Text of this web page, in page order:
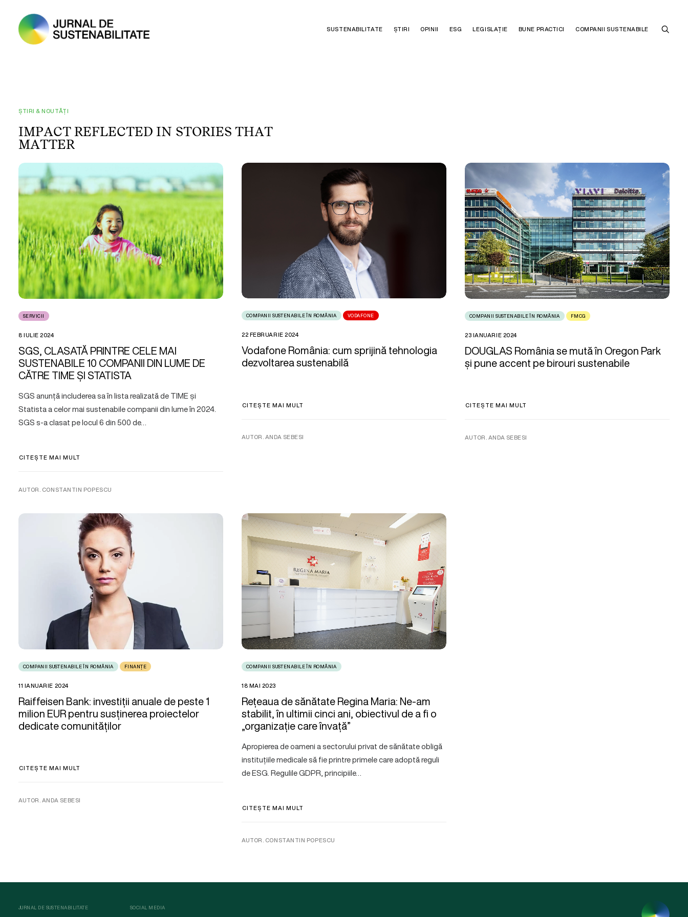
SUSTENABILITATE ȘTIRI OPINII ESG LEGISLAȚIE BUNE PRACTICI COMPANII SUSTENABILE
ȘTIRI & NOUTĂȚI
IMPACT REFLECTED IN STORIES THAT
MATTER
SERVICII
8 IULIE 2024
SGS, CLASATĂ PRINTRE CELE MAI
SUSTENABILE 10 COMPANII DIN LUME DE
CĂTRE TIME ȘI STATISTA
SGS anunță includerea sa în lista realizată de TIME și
Statista a celor mai sustenabile companii din lume în 2024.
SGS s-a clasat pe locul 6 din 500 de…
CITEȘTE MAI MULT
AUTOR. CONSTANTIN POPESCU
COMPANII SUSTENABILE ÎN ROMÂNIA VODAFONE
22 FEBRUARIE 2024
Vodafone România: cum sprijină tehnologia
dezvoltarea sustenabilă
CITEȘTE MAI MULT
AUTOR. ANDA SEBESI
COMPANII SUSTENABILE ÎN ROMÂNIA FMCG
23 IANUARIE 2024
DOUGLAS România se mută în Oregon Park
și pune accent pe birouri sustenabile
CITEȘTE MAI MULT
AUTOR. ANDA SEBESI
COMPANII SUSTENABILE ÎN ROMÂNIA FINANȚE
11 IANUARIE 2024
Raiffeisen Bank: investiții anuale de peste 1
milion EUR pentru susținerea proiectelor
dedicate comunităților
CITEȘTE MAI MULT
AUTOR. ANDA SEBESI
COMPANII SUSTENABILE ÎN ROMÂNIA
18 MAI 2023
Rețeaua de sănătate Regina Maria: Ne-am
stabilit, în ultimii cinci ani, obiectivul de a fi o
„organizație care învață”
Apropierea de oameni a sectorului privat de sănătate obligă
instituțiile medicale să fie printre primele care adoptă reguli
de ESG. Regulile GDPR, principiile…
CITEȘTE MAI MULT
AUTOR. CONSTANTIN POPESCU
JURNAL DE SUSTENABILITATE SOCIAL MEDIA